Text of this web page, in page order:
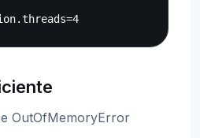
OutOfMemoryError